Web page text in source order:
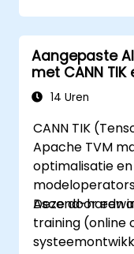
Aangepaste
met CANN TIK
14 Uren
CANN TIK
Apache TVM
optimalisatie
Ascend-
Deze door een
training (online